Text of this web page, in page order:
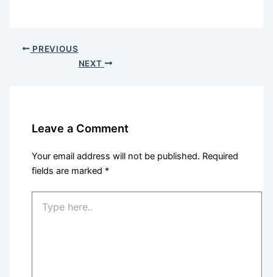
PREVIOUS
NEXT
Leave a Comment
Your email address will not be published. Required
fields are marked *
here..